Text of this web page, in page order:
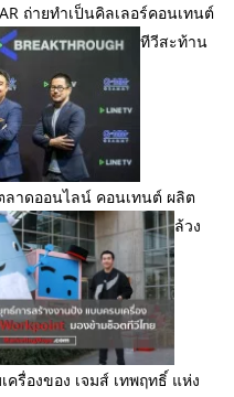
ถ่ายทำเป็นคิลเลอร์คอนเทนต์
ทีวีสะท้าน
ลาดออนไลน์ คอนเทนต์ ผลิต
ล้วง
รื่องของ เจมส์ เทพฤทธิ์ แห่ง